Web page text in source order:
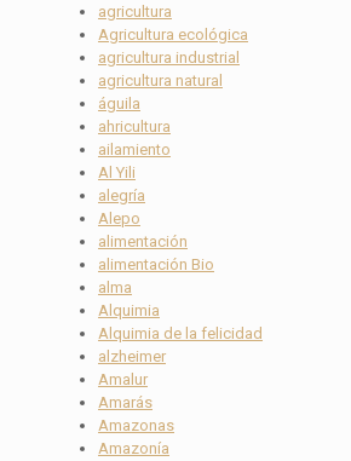
agricultura
Agricultura ecológica
agricultura industrial
agricultura natural
águila
ahricultura
ailamiento
Al Yili
alegría
Alepo
alimentación
alimentación Bio
alma
Alquimia
Alquimia de la felicidad
alzheimer
Amalur
Amarás
Amazonas
Amazonía